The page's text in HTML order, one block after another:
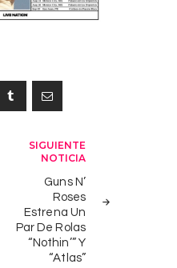
SIGUIENTE
NOTICIA
Guns N’
Roses
Estrena Un
Par De Rolas
“Nothin’” Y
“Atlas”